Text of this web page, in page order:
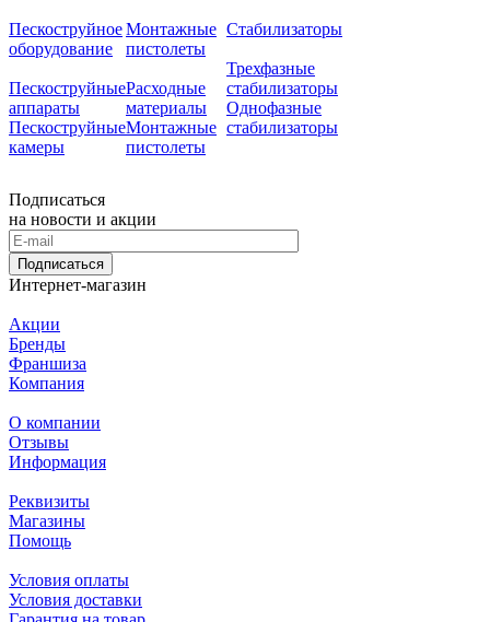
Пескоструйное
оборудование
Пескоструйные
аппараты
Пескоструйные
камеры
Монтажные
пистолеты
Расходные
материалы
Монтажные
пистолеты
Стабилизаторы
Трехфазные
стабилизаторы
Однофазные
стабилизаторы
Подписаться
на новости и акции
Подписаться
Интернет-магазин
Акции
Бренды
Франшиза
Компания
О компании
Отзывы
Информация
Реквизиты
Магазины
Помощь
Условия оплаты
Условия доставки